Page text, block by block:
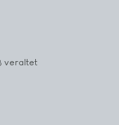
veraltet